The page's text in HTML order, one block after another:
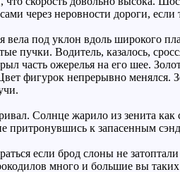
через неровности дороги,
вела под уклон вдоль широкого
пучки. Водитель, казалось,
часть ожерелья на его шее.
фигурок непрерывно менялся.
Солнце жарило из зенита
притронувшись к запасенным
если брод слоны не
много и большие вы